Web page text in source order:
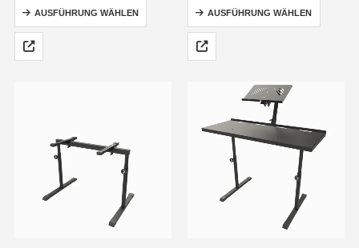
stability.
Built-in…
AUSFÜHRUNG WÄHLEN
Dieses
Produkt
weist
mehrere
Produktseite
(US customers: power…
AUSFÜHRUNG WÄHLEN
Dieses
Produkt
weist
mehrere
Optionen
Produktseite